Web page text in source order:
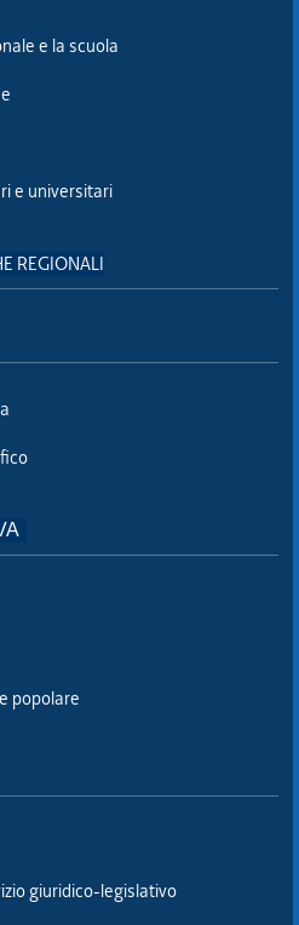
e la scuola
e universitari
REGIONALI
popolare
giuridico-legislativo